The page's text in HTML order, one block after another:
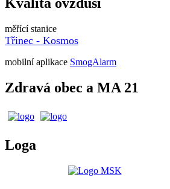
Kvalita ovzduší
měřící stanice
Třinec - Kosmos
mobilní aplikace SmogAlarm
Zdravá obec a MA 21
Loga